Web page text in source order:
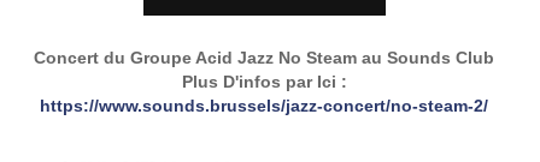
Concert du Groupe Acid Jazz No Steam au Sounds Club
Plus D'infos par Ici :
https://www.sounds.brussels/jazz-concert/no-steam-2/